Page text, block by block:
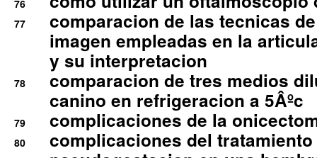
76
77
comparacion de las tecnicas
imagen empleadas en la
y su interpretacion
78
comparacion de tres medios
canino en refrigeracion a 5Âºc
79 complicaciones de la
80
complicaciones del